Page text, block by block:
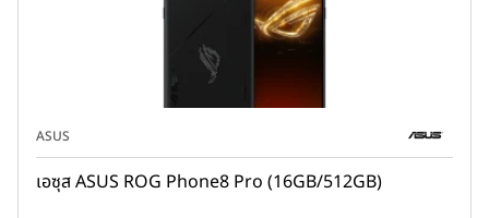
ASUS
เอซุส ASUS ROG Phone8 Pro (16GB/512GB)